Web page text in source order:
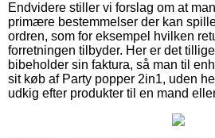
Endvidere stiller vi forslag om at
primære bestemmelser der kan
ordren, som for eksempel hvilken
forretningen tilbyder. Her er det
bibeholder sin faktura, så man til
sit køb af Party popper 2in1, uden
udkig efter produkter til en mand